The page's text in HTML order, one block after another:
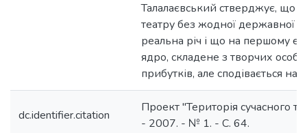
Талалаєвський стверджує, що
театру без жодної державної
реальна річ і що на першому
ядро, складене з творчих
прибутків, але сподівається
dc.identifier.citation
Проект "Територія сучасного
- 2007. - № 1. - С. 64.